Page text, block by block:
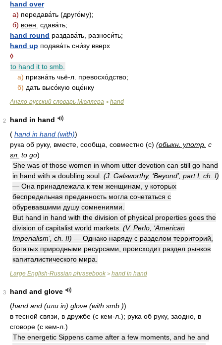
hand over
а) передава́ть (друго́му);
б) воен. сдава́ть;
hand round раздава́ть, разноси́ть;
hand up подава́ть сни́зу вверх
◊
to hand it to smb.
а) призна́ть чьё-л. превосхо́дство;
б) дать высо́кую оце́нку
Англо-русский словарь Мюллера > hand
2
hand in hand
( hand in hand (with))
рука об руку, вместе, сообща, совместно (с) (обыкн. употр. с
гл. to go)
She was of those women in whom utter devotion can still go hand
in hand with a doubling soul. (J. Galsworthy, ‘Beyond’, part I, ch. I)
— Она принадлежала к тем женщинам, у которых
беспредельная преданность могла сочетаться с
обуревавшими душу сомнениями.
But hand in hand with the division of physical properties goes the
division of capitalist world markets. (V. Perlo, ‘American
Imperialism’, ch. II) — Однако наряду с разделом территорий,
богатых природными ресурсами, происходит раздел рынков
капиталистического мира.
Large English-Russian phrasebook > hand in hand
3
hand and glove
(hand and (или in) glove (with smb.))
в тесной связи, в дружбе (с кем-л.); рука об руку, заодно, в
сговоре (с кем-л.)
The energetic Sippens came after a few moments, and he and